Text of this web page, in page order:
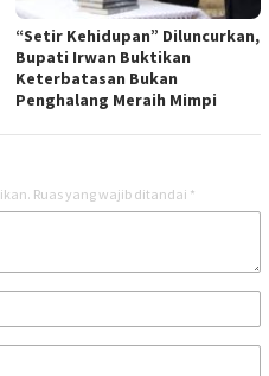
“Setir Kehidupan” Diluncurkan,
Bupati Irwan Buktikan
Keterbatasan Bukan
Penghalang Meraih Mimpi
Ruas yang wajib ditandai *